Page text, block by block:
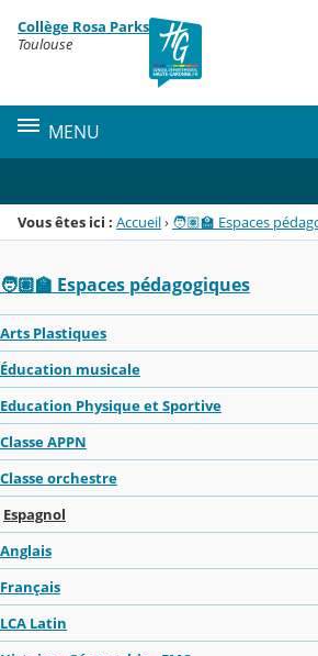
Menu de la rubrique
Contenu
Collège Rosa Parks
Toulouse
MENU
Vous êtes ici : Accueil› 🧑🏽‍🏫 Espaces
🧑🏽‍🏫 Espaces pédagogiques
Arts Plastiques
Éducation musicale
Education Physique et Sportive
Classe APPN
Classe orchestre
Espagnol
Anglais
Français
LCA Latin